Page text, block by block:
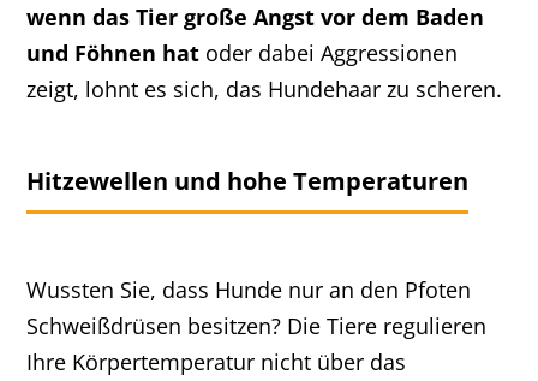
wenn das Tier große Angst vor dem Baden
und Föhnen hat oder dabei Aggressionen
zeigt, lohnt es sich, das Hundehaar zu scheren.
Hitzewellen und hohe Temperaturen
Wussten Sie, dass Hunde nur an den Pfoten
Schweißdrüsen besitzen? Die Tiere regulieren
Ihre Körpertemperatur nicht über das